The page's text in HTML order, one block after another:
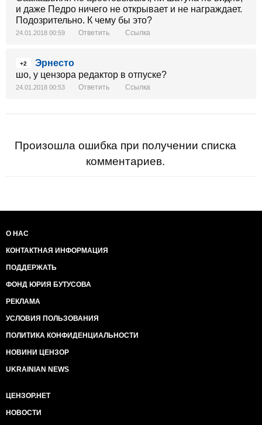
и даже Педро ничего не открывает и не награждает.
Подозрительно. К чему бы это?
24.01.2018 00:59 Ответить Ссылка
+2
Эрнесто
шо, у цензора редактор в отпуске?
24.01.2018 00:53 Ответить Ссылка
Произошла ошибка при получении списка
комментариев.
О НАС
КОНТАКТНАЯ ИНФОРМАЦИЯ
ПОДДЕРЖАТЬ
ФОНД ЮРИЯ БУТУСОВА
РЕКЛАМА
УСЛОВИЯ ПОЛЬЗОВАНИЯ
ПОЛИТИКА КОНФИДЕНЦИАЛЬНОСТИ
НОВИНИ ЦЕНЗОР
UKRAINIAN NEWS
ЦЕНЗОР.НЕТ
НОВОСТИ